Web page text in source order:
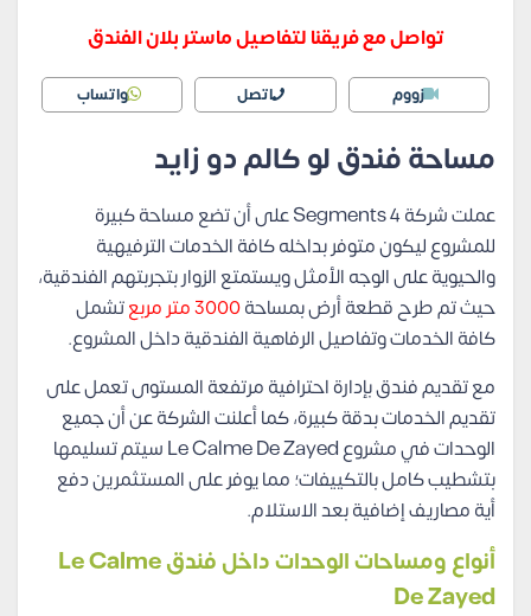
تواصل مع فريقنا لتفاصيل ماستر بلان الفندق
زووم اتصل واتساب
مساحة فندق لو كالم دو زايد
عملت شركة Segments 4 على أن تضع مساحة كبيرة
للمشروع ليكون متوفر بداخله كافة الخدمات الترفيهية
والحيوية على الوجه الأمثل ويستمتع الزوار بتجربتهم الفندقية،
حيث تم طرح قطعة أرض بمساحة3000 متر مربع
تشمل
كافة الخدمات وتفاصيل الرفاهية الفندقية داخل المشروع.
مع تقديم فندق بإدارة احترافية مرتفعة المستوى تعمل على
تقديم الخدمات بدقة كبيرة، كما أعلنت الشركة عن أن جميع
الوحدات في مشروع Le Calme De Zayed سيتم تسليمها
بتشطيب كامل بالتكييفات؛ مما يوفر على المستثمرين دفع
أية مصاريف إضافية بعد الاستلام.
أنواع ومساحات الوحدات داخل فندق Le Calme
De Zayed